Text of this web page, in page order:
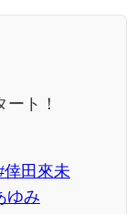
ト！
倖田來未
ゆみ